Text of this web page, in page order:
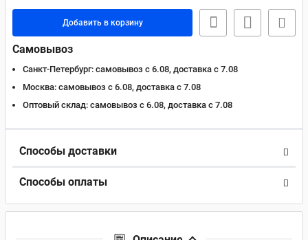
Добавить в корзину
Самовывоз
Санкт-Петербург: самовывоз с 6.08, доставка c 7.08
Москва: самовывоз с 6.08, доставка c 7.08
Оптовый склад: самовывоз с 6.08, доставка c 7.08
Способы доставки
Способы оплаты